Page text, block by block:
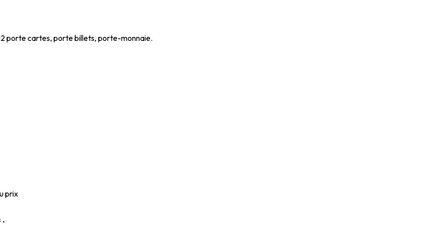
porte cartes, porte billets, porte-monnaie.
prix
.